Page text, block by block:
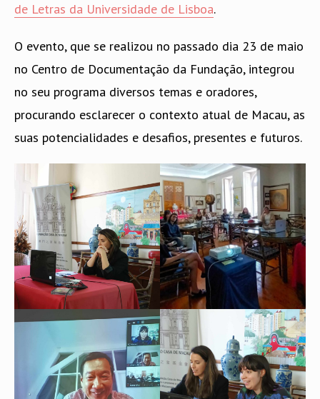
de Letras da Universidade de Lisboa.
O evento, que se realizou no passado dia 23 de maio
no Centro de Documentação da Fundação, integrou
no seu programa diversos temas e oradores,
procurando esclarecer o contexto atual de Macau, as
suas potencialidades e desafios, presentes e futuros.